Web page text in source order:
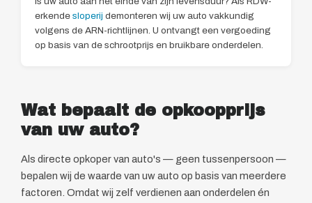
erkende sloperij demonteren wij uw auto vakkundig
volgens de ARN-richtlijnen. U ontvangt een vergoeding
op basis van de schrootprijs en bruikbare onderdelen.
Wat bepaalt de opkoopprijs
van uw auto?
Als directe opkoper van auto's — geen tussenpersoon —
bepalen wij de waarde van uw auto op basis van meerdere
factoren. Omdat wij zelf verdienen aan onderdelen én